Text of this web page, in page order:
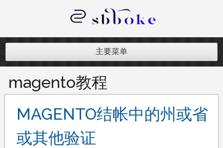
内
记录跨境电商独立站开发遇到的点点
主要菜单
magento教程
MAGENTO结帐中的州或省
或其他验证